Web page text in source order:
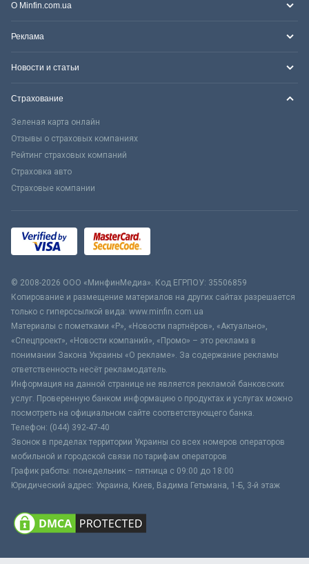
О Minfin.com.ua
Реклама
Новости и статьи
Страхование
Зеленая карта онлайн
Отзывы о страховых компаниях
Рейтинг страховых компаний
Страховка авто
Страховые компании
© 2008-2026 ООО «МинфинМедиа». Код ЕГРПОУ: 35506859
Копирование и размещение материалов на других сайтах разрешается
только с гиперссылкой вида: www.minfin.com.ua
Материалы с пометками «Р», «Новости партнёров», «Актуально»,
«Спецпроект», «Новости компаний», «Промо» – это реклама в
понимании Закона Украины «О рекламе». За содержание рекламы
ответственность несёт рекламодатель.
Информация на данной странице не является рекламой банковских
услуг. Проверенную банком информацию о продуктах и услугах можно
посмотреть на официальном сайте соответствующего банка.
Телефон: (044) 392-47-40
Звонок в пределах территории Украины со всех номеров операторов
мобильной и городской связи по тарифам операторов
График работы: понедельник – пятница с 09:00 до 18:00
Юридический адрес: Украина, Киев, Вадима Гетьмана, 1-Б, 3-й этаж